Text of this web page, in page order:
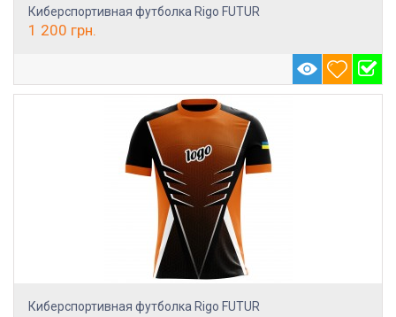
Киберспортивная футболка Rigo FUTUR
1 200 грн.
Киберспортивная футболка Rigo FUTUR